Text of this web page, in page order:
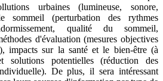
urbaines (lumineuse, sonore,
sommeil (perturbation des rythmes
qualité du sommeil,
d'évaluation (mesures objectives
impacts sur la santé et le bien-être (à
potentielles (réduction des
De plus, il sera intéressant